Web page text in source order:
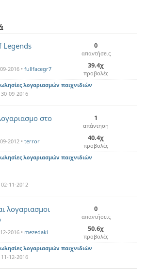
Legends
2016 • fullfacegr7
0
απαντήσεις
39.4χ
προβολές
λογαριασμών παιχνιδιών
30-09-2016
στο
2012 • terror
1
απάντηση
40.4χ
προβολές
λογαριασμών παιχνιδιών
02-11-2012
λογαριασμοι
2016 • mezedaki
0
απαντήσεις
50.6χ
προβολές
λογαριασμών παιχνιδιών
11-12-2016